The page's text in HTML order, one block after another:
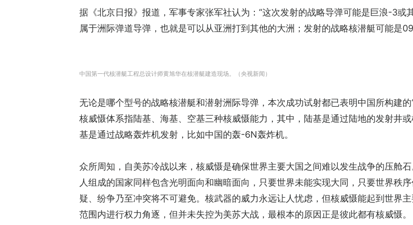
据《北京日报》报道，军事专家张军社认为：“这次发射的战略导弹可能是巨浪-3或
属于洲际弹道导弹，也就是可以从亚洲打到其他的大洲；发射的战略核潜艇可能是
中国第一代核潜艇工程总设计师黄旭华在核潜艇建造现场。（央视新闻）
无论是哪个型号的战略核潜艇和潜射洲际导弹，本次成功试射都已表明中国所构建
核威慑体系指陆基、海基、空基三种核威慑能力，其中，陆基是通过陆地的发射井
基是通过战略轰炸机发射，比如中国的轰-6N轰炸机。
众所周知，自美苏冷战以来，核威慑是确保世界主要大国之间难以发生战争的压舱
人组成的国家同样包含光明面向和幽暗面向，只要世界未能实现大同，只要世界秩
疑、纷争乃至冲突将不可避免。核武器的威力永远让人忧虑，但核威慑能起到世界
范围内进行权力角逐，但并未失控为美苏大战，最根本的原因正是彼此都有核威慑。